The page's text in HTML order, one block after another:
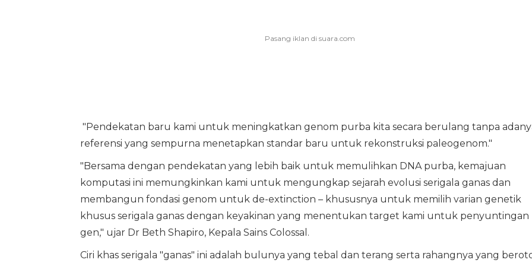
"Pendekatan baru kami untuk meningkatkan genom purba kita secara berulang tanpa
referensi yang sempurna menetapkan standar baru untuk rekonstruksi paleogenom."
"Bersama dengan pendekatan yang lebih baik untuk memulihkan DNA purba, kemajuan
komputasi ini memungkinkan kami untuk mengungkap sejarah evolusi serigala ganas dan
membangun fondasi genom untuk de-extinction – khususnya untuk memilih varian genetik
khusus serigala ganas dengan keyakinan yang menentukan target kami untuk penyuntingan
gen," ujar Dr Beth Shapiro, Kepala Sains Colossal.
Ciri khas serigala "ganas" ini adalah bulunya yang tebal dan terang serta rahangnya yang